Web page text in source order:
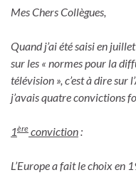
Mes Chers Collègues,
Quand j’ai été saisi en
sur les « normes pour la
télévision », c’est à dire
j’avais quatre convictions
1ère conviction:
L’Europe a fait le choix en